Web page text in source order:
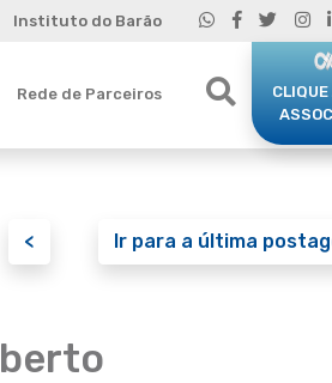
Instituto do Barão
Rede de Parceiros
< Ir para a última